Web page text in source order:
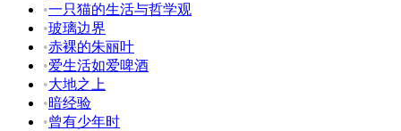
•一只猫的生活与哲学观
•玻璃边界
•赤裸的朱丽叶
•爱生活如爱啤酒
•大地之上
•暗经验
•曾有少年时